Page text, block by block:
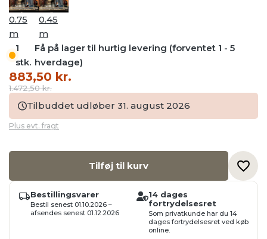
Foldbart design og transparent kabel for elegant,
nem håndtering og montering i wire og
karabinhager(medfølger).
0.75
m
0.45
m
1
stk.
Få på lager til hurtig levering (forventet 1 - 5
hverdage)
1.472,50kr.
Den
oprindelige
pris
var:
1.472,50 kr..
883,50 kr.
Den
aktuelle
pris
er:
883,50 kr..
Tilbuddet udløber 31. august 2026
Plus evt. fragt
Tilføj til kurv
Bestillingsvarer
Bestil senest 01.10.2026 –
afsendes senest 01.12.2026
14 dages
fortrydelsesret
Som privatkunde har du 14
dages fortrydelsesret ved køb
online.